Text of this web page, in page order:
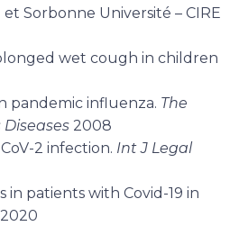
Sorbonne Université – CIRE
wet cough in children
pandemic influenza. The
2008
2 infection. Int J Legal
in patients with Covid-19 in